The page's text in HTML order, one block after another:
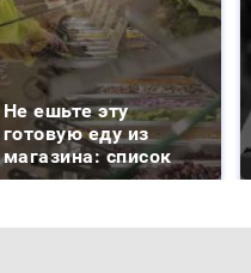
Не ешьте эту
готовую еду из
магазина: список